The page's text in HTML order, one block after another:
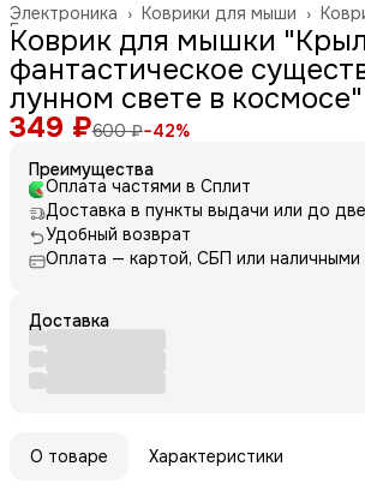
Коврики для мыши ›
Электроника ›
Главная
Коврик для мышки
фантастическое
лунном свете в космосе"
349 ₽600 ₽−42%
Преимущества
Оплата частями в Сплит
Доставка в пункты выдачи или до
Удобный возврат
Оплата — картой, СБП или наличными
Доставка
О товаре Характеристики